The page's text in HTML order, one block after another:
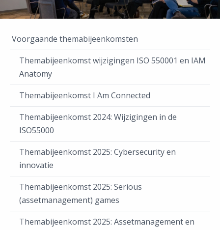
Voorgaande themabijeenkomsten
Themabijeenkomst wijzigingen ISO 550001 en IAM
Anatomy
Themabijeenkomst I Am Connected
Themabijeenkomst 2024: Wijzigingen in de
ISO55000
Themabijeenkomst 2025: Cybersecurity en
innovatie
Themabijeenkomst 2025: Serious
(assetmanagement) games
Themabijeenkomst 2025: Assetmanagement en